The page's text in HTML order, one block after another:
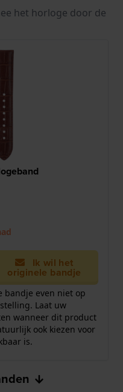
het horloge door de
Ik wil het
originele bandje
bandje even niet op
Laat uw
wanneer dit product
ook kiezen voor
is.